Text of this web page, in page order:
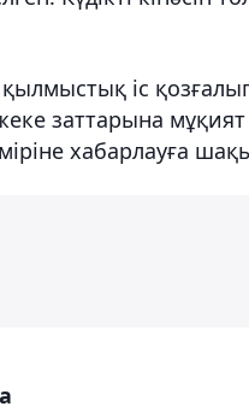
іс
заттарына
хабарлауға